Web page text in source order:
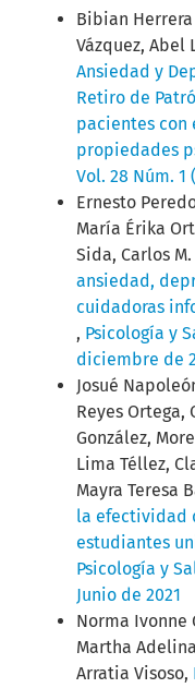
Bibian
Vázquez, Abel
Ansiedad y
Retiro de
pacientes con
propiedades
Vol. 28 Núm. 1
Ernesto
María Érika
Sida, Carlos
ansiedad,
cuidadoras
, Psicología y
diciembre de
Josué
Reyes
González,
Lima Téllez,
Mayra Teresa
la efectividad
estudiantes
Psicología y
Junio de 2021
Norma Ivonne
Martha
Arratia Visoso,